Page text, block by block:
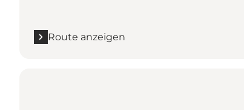
Route anzeigen